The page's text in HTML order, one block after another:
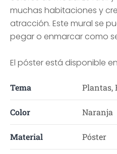
muchas habitaciones y
atracción. Este mural se
pegar o enmarcar como
El póster está disponible
Tema Plantas,
Color Naranja
Material Póster